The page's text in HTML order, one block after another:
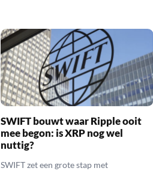
SWIFT bouwt waar Ripple ooit
mee begon: is XRP nog wel
nuttig?
SWIFT zet een grote stap met